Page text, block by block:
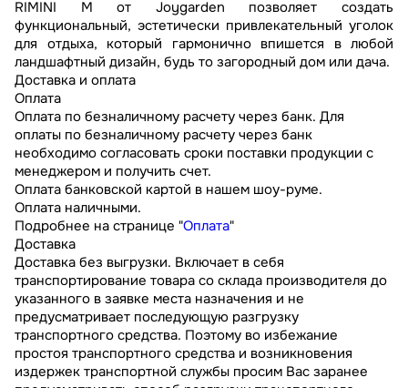
RIMINI M от Joygarden позволяет создать
функциональный, эстетически привлекательный уголок
для отдыха, который гармонично впишется в любой
ландшафтный дизайн, будь то загородный дом или дача.
Доставка и оплата
Оплата
Оплата по безналичному расчету через банк. Для
оплаты по безналичному расчету через банк
необходимо согласовать сроки поставки продукции с
менеджером и получить счет.
Оплата банковской картой в нашем шоу-руме.
Оплата наличными.
Подробнее на странице "Оплата"
Доставка
Доставка без выгрузки. Включает в себя
транспортирование товара со склада производителя до
указанного в заявке места назначения и не
предусматривает последующую разгрузку
транспортного средства. Поэтому во избежание
простоя транспортного средства и возникновения
издержек транспортной службы просим Вас заранее